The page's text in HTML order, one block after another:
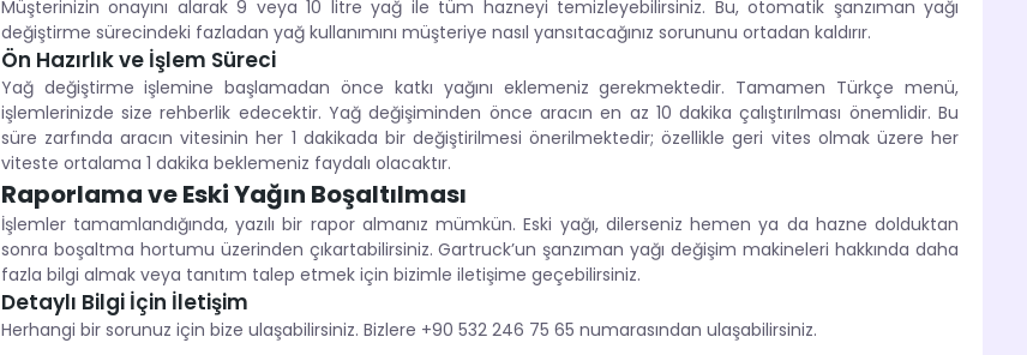
Müşterinizin onayını alarak 9 veya 10 litre yağ ile tüm hazneyi temizleyebilirsiniz. Bu, otomatik şanzıman yağı
değiştirme sürecindeki fazladan yağ kullanımını müşteriye nasıl yansıtacağınız sorununu ortadan kaldırır.
Ön Hazırlık ve İşlem Süreci
Yağ değiştirme işlemine başlamadan önce katkı yağını eklemeniz gerekmektedir. Tamamen Türkçe menü,
işlemlerinizde size rehberlik edecektir. Yağ değişiminden önce aracın en az 10 dakika çalıştırılması önemlidir. Bu
süre zarfında aracın vitesinin her 1 dakikada bir değiştirilmesi önerilmektedir; özellikle geri vites olmak üzere her
viteste ortalama 1 dakika beklemeniz faydalı olacaktır.
Raporlama ve Eski Yağın Boşaltılması
İşlemler tamamlandığında, yazılı bir rapor almanız mümkün. Eski yağı, dilerseniz hemen ya da hazne dolduktan
sonra boşaltma hortumu üzerinden çıkartabilirsiniz. Gartruck’un şanzıman yağı değişim makineleri hakkında daha
fazla bilgi almak veya tanıtım talep etmek için bizimle iletişime geçebilirsiniz.
Detaylı Bilgi İçin İletişim
Herhangi bir sorunuz için bize ulaşabilirsiniz. Bizlere +90 532 246 75 65 numarasından ulaşabilirsiniz.